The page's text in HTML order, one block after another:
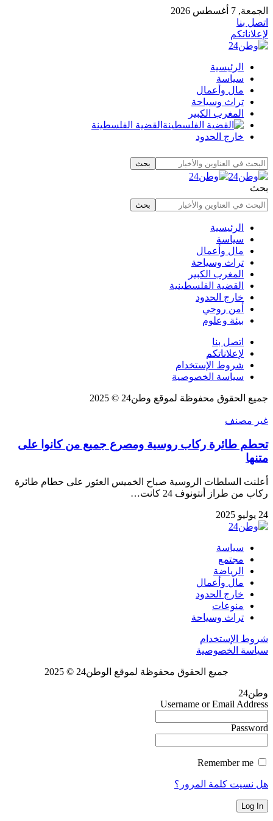
الجمعة, 7 أغسطس 2026
اتصل بنا
لإعلاناتكم
الرئيسية
سياسة
مال وأعمال
تراث وسياحة
المغرب الكبير
القضية الفلسطينة
خارج الحدود
بحث
الرئيسية
سياسة
مال وأعمال
تراث وسياحة
المغرب الكبير
القضية الفلسطينية
خارج الحدود
أمن روحي
بيئة وعلوم
اتصل بنا
لإعلاناتكم
شروط الإستخدام
سياسة الخصوصية
جميع الحقوق محفوظة لموقع وطن24 © 2025
غير مصنف
تحطم طائرة ركاب روسية ومصرع جميع من كانوا على
متنها
أعلنت السلطات الروسية صباح الخميس العثور على حطام طائرة
ركاب من طراز أنتونوف 24 كانت…
24 يوليو 2025
سياسة
مجتمع
الرياضة
مال وأعمال
خارج الحدود
منوعات
تراث وسياحة
شروط الإستخدام
سياسة الخصوصية
جميع الحقوق محفوظة لموقع الوطن24 © 2025
وطن24
Username or Email Address
Password
هل نسيت كلمة المرور؟